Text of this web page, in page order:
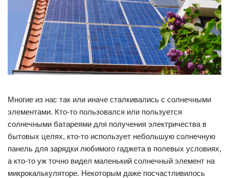
Многие из нас так или иначе сталкивались с солнечными
элементами. Кто-то пользовался или пользуется
солнечными батареями для получения электричества в
бытовых целях, кто-то использует небольшую солнечную
панель для зарядки любимого гаджета в полевых условиях,
а кто-то уж точно видел маленький солнечный элемент на
микрокалькуляторе. Некоторым даже посчастливилось